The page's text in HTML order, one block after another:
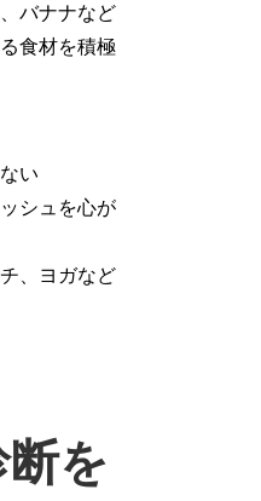
バナナなど
食材を積極
い
シュを心が
、ヨガなど
を